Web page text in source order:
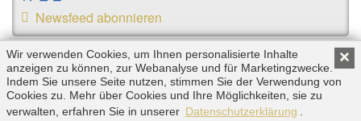
Newsfeed abonnieren
Copyright © 2026 by Triplemind GmbH. Alle Rechte
vorbehalten. |Impressum|Datenschutz
×
Wir verwenden Cookies, um Ihnen personalisierte Inhalte
anzeigen zu können, zur Webanalyse und für Marketingzwecke.
Indem Sie unsere Seite nutzen, stimmen Sie der Verwendung von
Cookies zu. Mehr über Cookies und Ihre Möglichkeiten, sie zu
verwalten, erfahren Sie in unserer Datenschutzerklärung